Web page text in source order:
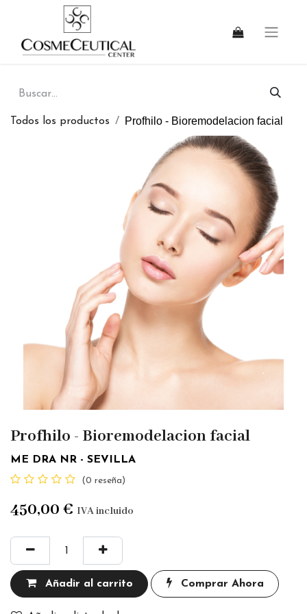
Todos los productos Profhilo - Bioremodelacion facial
Profhilo - Bioremodelacion facial
ME DRA NR - SEVILLA
(0 reseña)
450,00 € IVA incluido
Añadir al carrito Comprar Ahora